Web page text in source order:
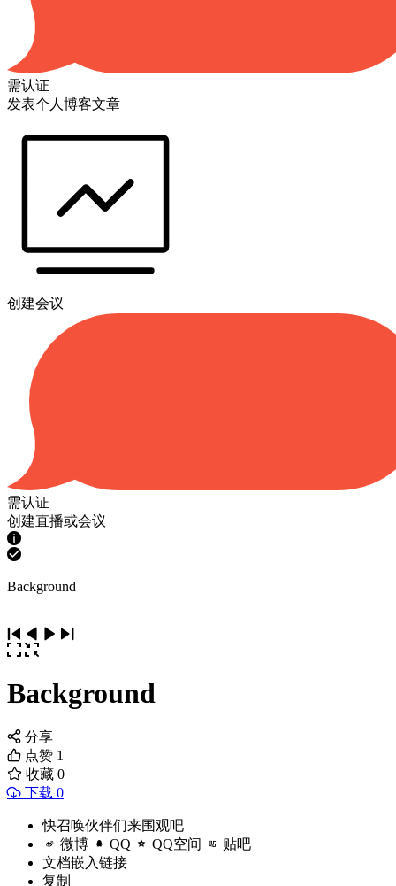
需认证
发表个人博客文章
创建会议
需认证
创建直播或会议
Background
Background
分享
点赞 1
收藏 0
下载 0
快召唤伙伴们来围观吧
微博 QQ QQ空间 贴吧
文档嵌入链接
复制